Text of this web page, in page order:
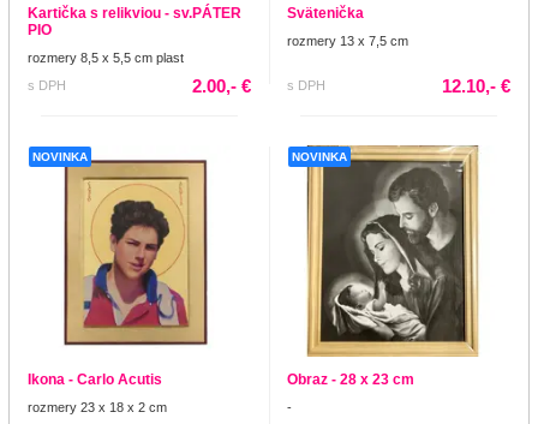
Kartička s relikviou - sv.PÁTER
PIO
rozmery 8,5 x 5,5 cm plast
s DPH
2.00,- €
Svätenička
rozmery 13 x 7,5 cm
s DPH 12.10,- €
NOVINKA
Ikona - Carlo Acutis
rozmery 23 x 18 x 2 cm
NOVINKA
Obraz - 28 x 23 cm
-